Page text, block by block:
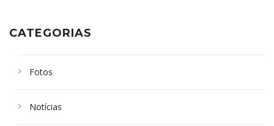
CATEGORIAS
Fotos
Notícias